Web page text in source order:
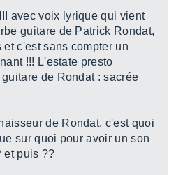
avec voix lyrique qui vient
guitare de Patrick Rondat,
c'est sans compter un
!!! L'estate presto
de Rondat : sacrée
de Rondat, c'est quoi
sur quoi pour avoir un son
et puis ??